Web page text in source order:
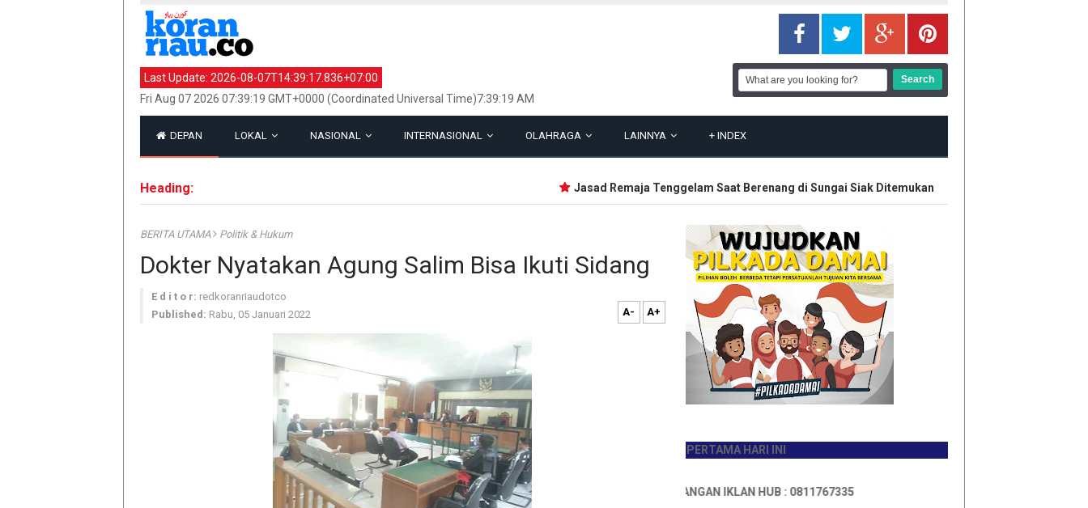
Last Update: 2026-08-07T14:39:17.836+07:00
Fri Aug 07 2026 07:39:19 GMT+0000 (Coordinated Universal Time)7:39:19 AM
DEPAN LOKAL NASIONAL INTERNASIONAL OLAHRAGA LAINNYA + INDEX
Heading: Jasad Remaja Tenggelam Saat Berenang di Sungai Siak Ditemukan
BERITA UTAMA Politik & Hukum
Dokter Nyatakan Agung Salim Bisa Ikuti Sidang
E d i t o r: redkoranriaudotco
Published: Rabu, 05 Januari 2022 A- A+
JADILAH PEMBACA PERTAMA HARI INI
INFO PEMASANGAN IKLAN HUB : 0811767335